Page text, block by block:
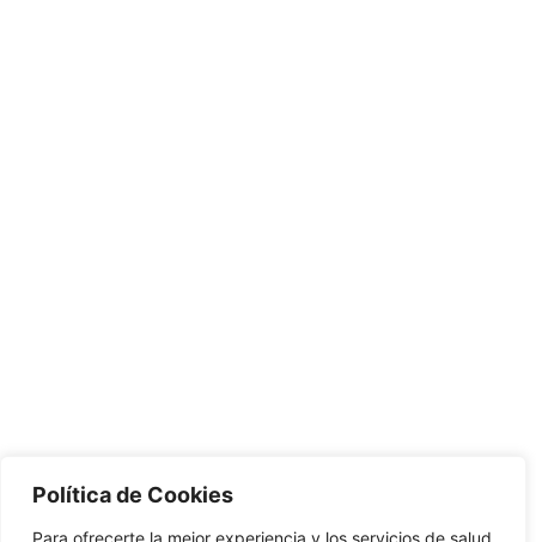
Política de Cookies
Para ofrecerte la mejor experiencia y los servicios de salud